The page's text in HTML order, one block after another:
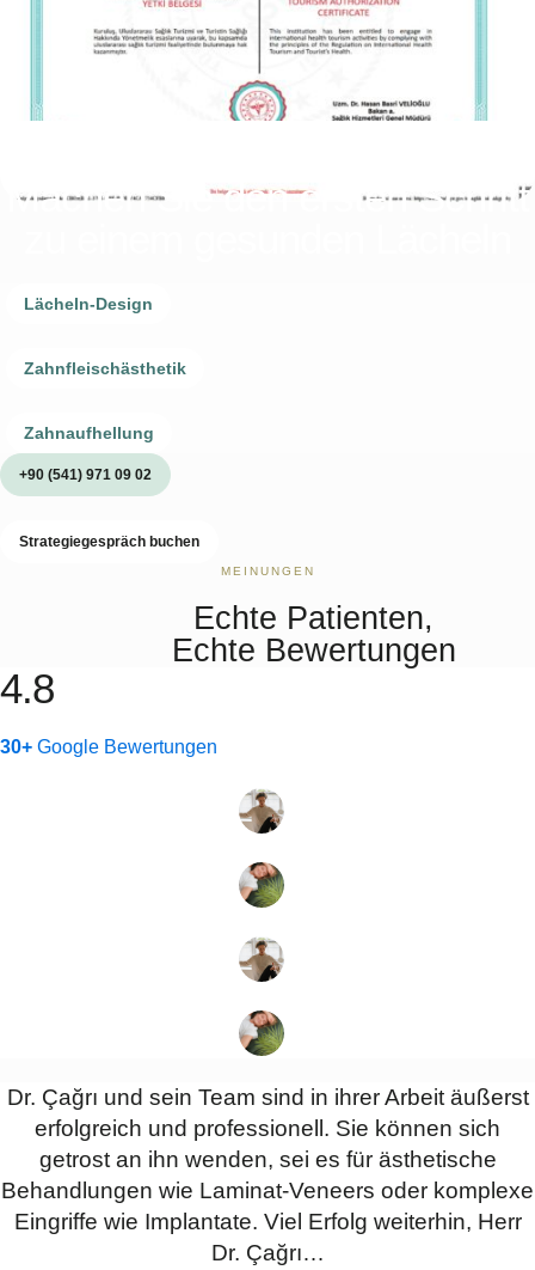
Machen Sie den ersten Schritt
Lächeln-Design
Zahnfleischästhetik
Zahnaufhellung
+90 (541) 971 09 02
Strategiegespräch buchen
MEINUNGEN
Echte Patienten,
Echte Bewertungen
4.8
30+ Google Bewertungen
Dr. Çağrı und sein Team sind in ihrer Arbeit äußerst
erfolgreich und professionell. Sie können sich
getrost an ihn wenden, sei es für ästhetische
Behandlungen wie Laminat-Veneers oder komplexe
Eingriffe wie Implantate. Viel Erfolg weiterhin, Herr
Dr. Çağrı…